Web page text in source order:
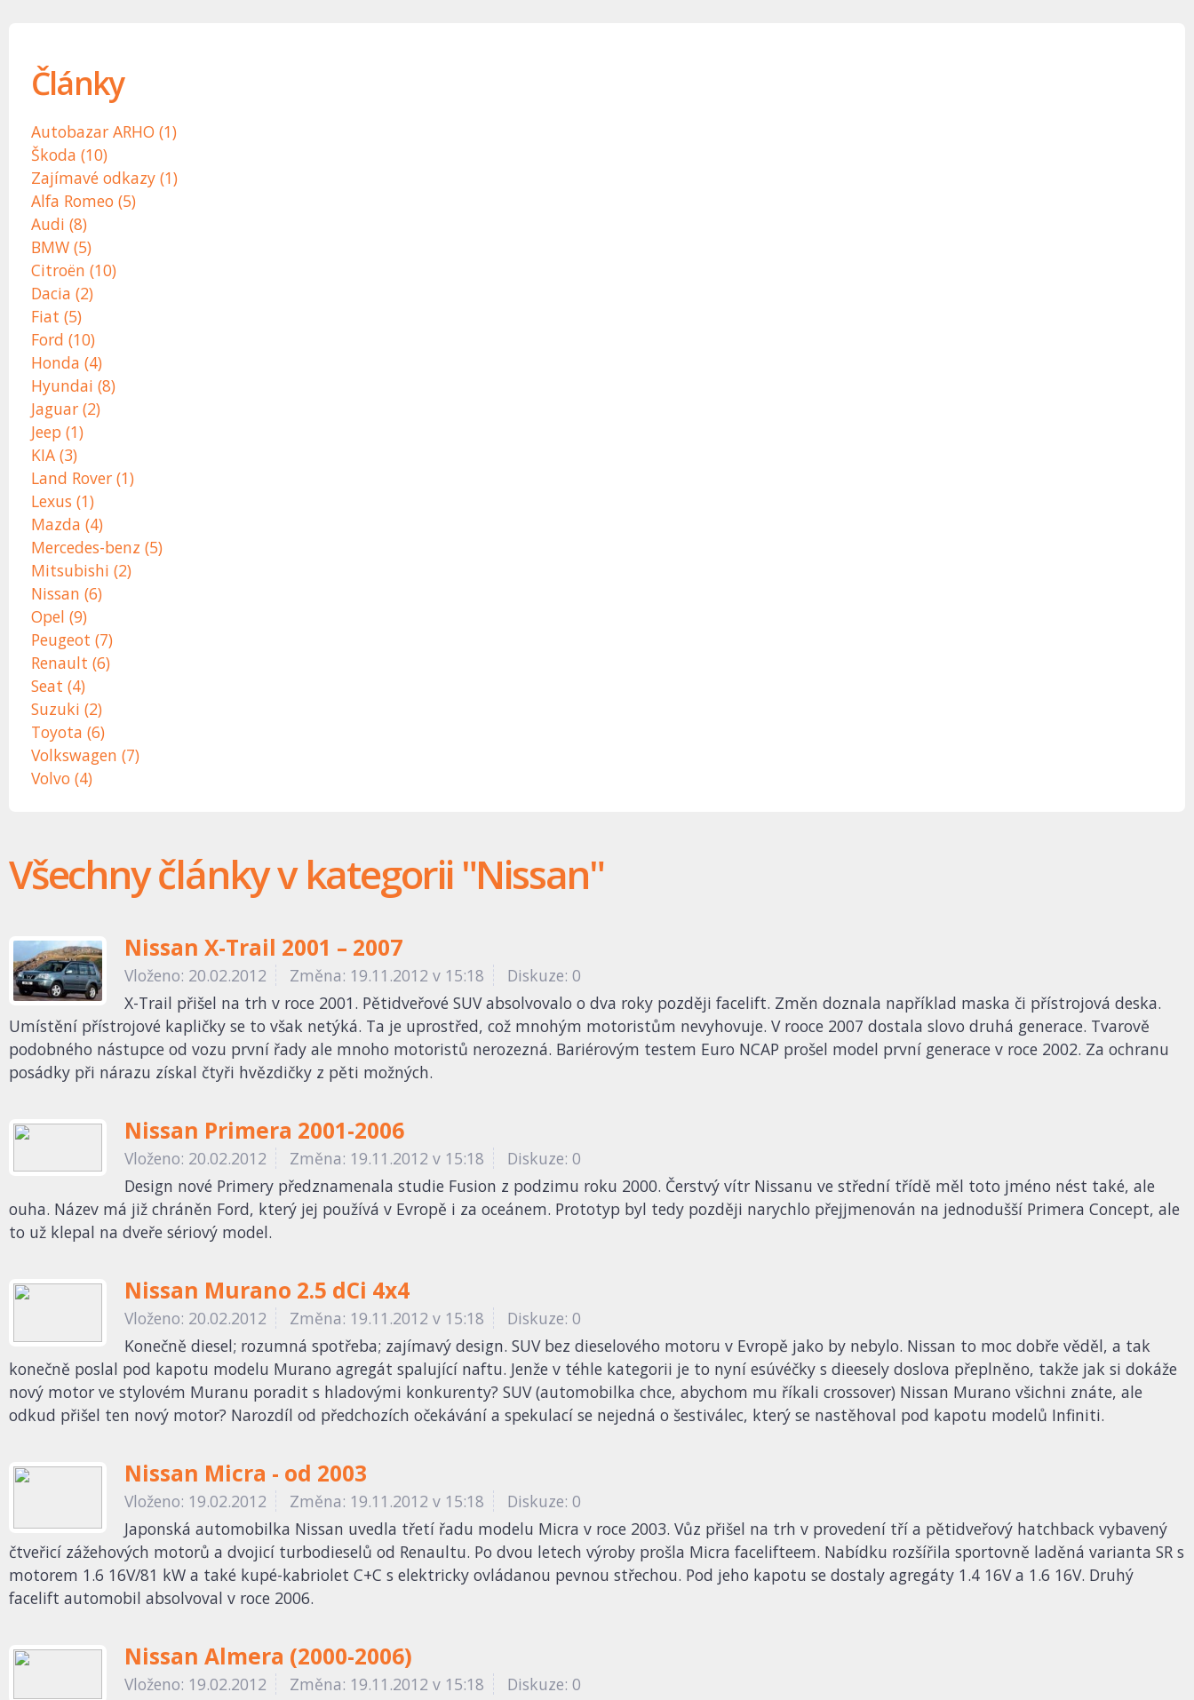
Články
Autobazar ARHO (1)
Škoda (10)
Zajímavé odkazy (1)
Alfa Romeo (5)
Audi (8)
BMW (5)
Citroën (10)
Dacia (2)
Fiat (5)
Ford (10)
Honda (4)
Hyundai (8)
Jaguar (2)
Jeep (1)
KIA (3)
Land Rover (1)
Lexus (1)
Mazda (4)
Mercedes-benz (5)
Mitsubishi (2)
Nissan (6)
Opel (9)
Peugeot (7)
Renault (6)
Seat (4)
Suzuki (2)
Toyota (6)
Volkswagen (7)
Volvo (4)
Všechny články v kategorii "Nissan"
Nissan X-Trail 2001 – 2007
Vloženo: 20.02.2012 Změna: 19.11.2012 v 15:18
Diskuze: 0
X-Trail přišel na trh v roce 2001. Pětidveřové SUV absolvovalo o dva roky později facelift. Změn doznala například maska či přístrojová deska.
Umístění přístrojové kapličky se to však netýká. Ta je uprostřed, což mnohým motoristům nevyhovuje. V rooce 2007 dostala slovo druhá generace. Tvarově
podobného nástupce od vozu první řady ale mnoho motoristů nerozezná. Bariérovým testem Euro NCAP prošel model první generace v roce 2002. Za ochranu
posádky při nárazu získal čtyři hvězdičky z pěti možných.
Nissan Primera 2001-2006
Vloženo: 20.02.2012 Změna: 19.11.2012 v 15:18
Diskuze: 0
Design nové Primery předznamenala studie Fusion z podzimu roku 2000. Čerstvý vítr Nissanu ve střední třídě měl toto jméno nést také, ale
ouha. Název má již chráněn Ford, který jej používá v Evropě i za oceánem. Prototyp byl tedy později narychlo přejjmenován na jednodušší Primera Concept, ale
to už klepal na dveře sériový model.
Nissan Murano 2.5 dCi 4x4
Vloženo: 20.02.2012 Změna: 19.11.2012 v 15:18
Diskuze: 0
Konečně diesel; rozumná spotřeba; zajímavý design. SUV bez dieselového motoru v Evropě jako by nebylo. Nissan to moc dobře věděl, a tak
konečně poslal pod kapotu modelu Murano agregát spalující naftu. Jenže v téhle kategorii je to nyní esúvéčky s dieesely doslova přeplněno, takže jak si dokáže
nový motor ve stylovém Muranu poradit s hladovými konkurenty? SUV (automobilka chce, abychom mu říkali crossover) Nissan Murano všichni znáte, ale
odkud přišel ten nový motor? Narozdíl od předchozích očekávání a spekulací se nejedná o šestiválec, který se nastěhoval pod kapotu modelů Infiniti.
Nissan Micra - od 2003
Vloženo: 19.02.2012 Změna: 19.11.2012 v 15:18
Diskuze: 0
Japonská automobilka Nissan uvedla třetí řadu modelu Micra v roce 2003. Vůz přišel na trh v provedení tří a pětidveřový hatchback vybavený
čtveřicí zážehových motorů a dvojicí turbodieselů od Renaultu. Po dvou letech výroby prošla Micra facelifteem. Nabídku rozšířila sportovně laděná varianta SR s
motorem 1.6 16V/81 kW a také kupé-kabriolet C+C s elektricky ovládanou pevnou střechou. Pod jeho kapotu se dostaly agregáty 1.4 16V a 1.6 16V. Druhý
facelift automobil absolvoval v roce 2006.
Nissan Almera (2000-2006)
Vloženo: 19.02.2012 Změna: 19.11.2012 v 15:18
Diskuze: 0